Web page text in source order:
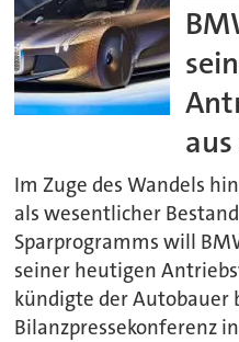
Im Zuge des Wandels
als wesentlicher
Sparprogramms will
seiner heutigen
kündigte der Autobauer
Bilanzpressekonferenz